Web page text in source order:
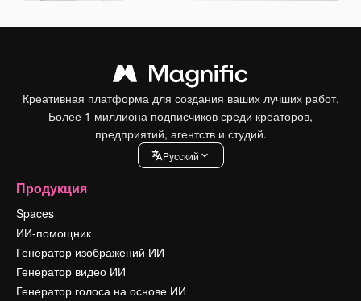
Креативная платформа для создания ваших лучших работ.
Более 1 миллиона подписчиков среди креаторов,
предприятий, агентств и студий.
Pусский
Продукция
Spaces
ИИ-помощник
Генератор изображений ИИ
Генератор видео ИИ
Генератор голоса на основе ИИ